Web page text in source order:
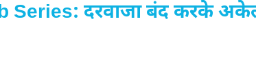
Series: दरवाजा बंद करके